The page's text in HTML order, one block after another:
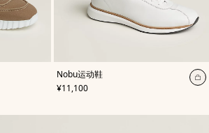
Nobu运动鞋
,颜
色:
白
,
价格
¥11,100
加